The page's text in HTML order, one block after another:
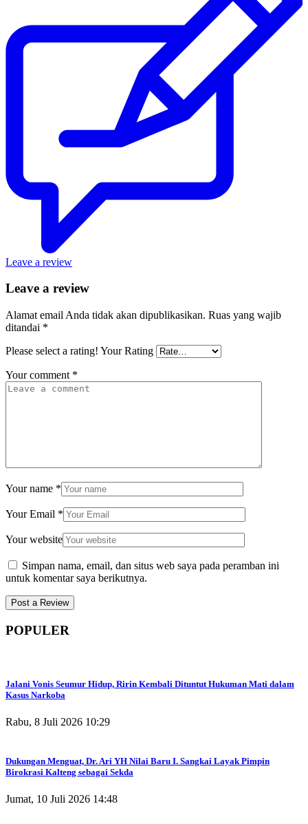
Leave a review
Leave a review
Alamat email Anda tidak akan dipublikasikan. Ruas yang wajib
ditandai *
Please select a rating! Your Rating
Your comment *
Your name *
Your Email *
Your website
Simpan nama, email, dan situs web saya pada peramban ini
untuk komentar saya berikutnya.
POPULER
Jalani Vonis Seumur Hidup, Ririn Kembali Dituntut Hukuman Mati dalam
Kasus Narkoba
Rabu, 8 Juli 2026 10:29
Dukungan Menguat, Dr. Ari YH Nilai Baru I. Sangkai Layak Pimpin
Birokrasi Kalteng sebagai Sekda
Jumat, 10 Juli 2026 14:48